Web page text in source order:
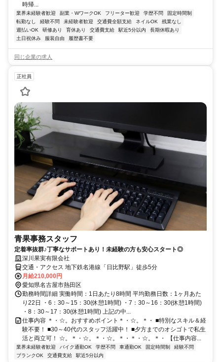
時帰...
業界未経験者歓迎 副業・WワークOK フリーター歓迎 学歴不問
固定時間制
転勤なし
経験不問 未経験者歓迎 交通費全額支給 ネイルOK
残業なし
週払いOK
研修あり 育休あり 交通費支給 駅近5分以内
長期休暇あり
土日祝休み
服装自由 履歴書不要
同じ企業の求人
正社員
青果事務スタッフ
定着率抜群♪丁寧なサポートあり！未経験の方も安心スタート◎
深川果実有限会社
交通・アクセス 地下鉄名港線「日比野駅」徒歩5分
月給210,000円
愛知県名古屋市熱田区
勤務時間詳細 実働時間：1日あたり8時間 平均勤務日数：1ヶ月あた
り22日 ・6：30～15：30(休憩1時間) ・7：30～16：30(休憩1時間)
・8：30～17：30(休憩1時間) 上記の中...
仕事内容 ＊・☆。おすすめポイント＊・☆。＊・ ■特別なスキル＆経
験不要！ ■30～40代のスタッフ活躍中！ ■夕方までのオシゴトで私生
活と両立可！ ☆。＊・☆。＊・☆。＊・＊・☆。＊・ 【仕事内容...
業界未経験者歓迎 バイク通勤OK 学歴不問 車通勤OK 固定時間制
経験不問
ブランクOK
交通費支給 駅近5分以内